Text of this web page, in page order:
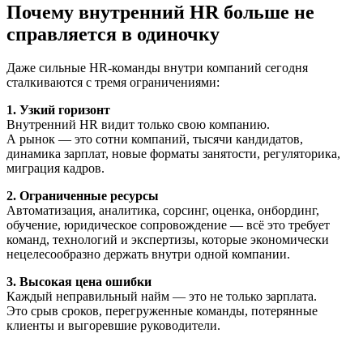
Почему внутренний HR больше не
справляется в одиночку
Даже сильные HR-команды внутри компаний сегодня
сталкиваются с тремя ограничениями:
1. Узкий горизонт
Внутренний HR видит только свою компанию.
А рынок — это сотни компаний, тысячи кандидатов,
динамика зарплат, новые форматы занятости, регуляторика,
миграция кадров.
2. Ограниченные ресурсы
Автоматизация, аналитика, сорсинг, оценка, онбординг,
обучение, юридическое сопровождение — всё это требует
команд, технологий и экспертизы, которые экономически
нецелесообразно держать внутри одной компании.
3. Высокая цена ошибки
Каждый неправильный найм — это не только зарплата.
Это срыв сроков, перегруженные команды, потерянные
клиенты и выгоревшие руководители.